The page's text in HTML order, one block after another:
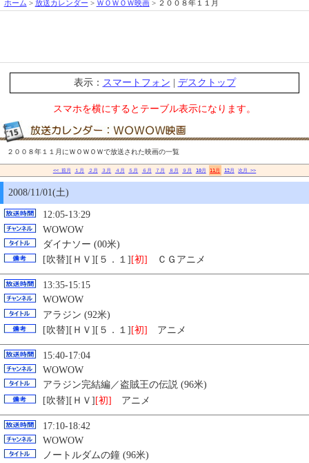
ホーム > 放送カレンダー > ＷＯＷＯＷ映画> ２００８年１１月
表示： スマートフォン デスクトップ
スマホを横にするとテーブル表示になります。
２００８年１１月にＷＯＷＯＷで放送された映画の一覧
<< 前月 １月 ２月 ３月 ４月 ５月 ６月 ７月 ８月 ９月 10月 11月 12月 次月 >>
2008/11/01(土)
12:05-13:29
WOWOW
ダイナソー (00米)
[吹替][ＨＶ][５．１] [初] ＣＧアニメ
13:35-15:15
WOWOW
アラジン (92米)
[吹替][ＨＶ][５．１] [初] アニメ
15:40-17:04
WOWOW
アラジン完結編／盗賊王の伝説 (96米)
[吹替][ＨＶ][初] アニメ
17:10-18:42
WOWOW
ノートルダムの鐘 (96米)